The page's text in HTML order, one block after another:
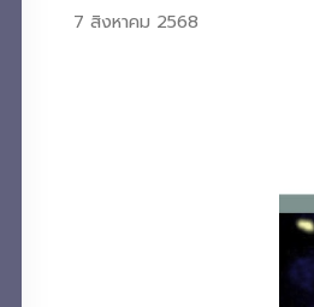
7 สิงหาคม 2568